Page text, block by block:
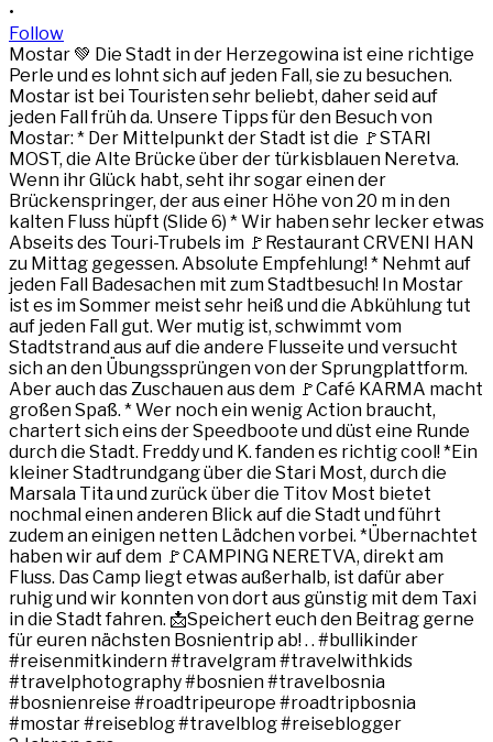
•
Follow
Mostar 💚 Die Stadt in der Herzegowina ist eine richtige
Perle und es lohnt sich auf jeden Fall, sie zu besuchen.
Mostar ist bei Touristen sehr beliebt, daher seid auf
jeden Fall früh da. Unsere Tipps für den Besuch von
Mostar: * Der Mittelpunkt der Stadt ist die 🚩STARI
MOST, die Alte Brücke über der türkisblauen Neretva.
Wenn ihr Glück habt, seht ihr sogar einen der
Brückenspringer, der aus einer Höhe von 20 m in den
kalten Fluss hüpft (Slide 6) * Wir haben sehr lecker etwas
Abseits des Touri-Trubels im 🚩Restaurant CRVENI HAN
zu Mittag gegessen. Absolute Empfehlung! * Nehmt auf
jeden Fall Badesachen mit zum Stadtbesuch! In Mostar
ist es im Sommer meist sehr heiß und die Abkühlung tut
auf jeden Fall gut. Wer mutig ist, schwimmt vom
Stadtstrand aus auf die andere Flusseite und versucht
sich an den Übungssprüngen von der Sprungplattform.
Aber auch das Zuschauen aus dem 🚩Café KARMA macht
großen Spaß. * Wer noch ein wenig Action braucht,
chartert sich eins der Speedboote und düst eine Runde
durch die Stadt. Freddy und K. fanden es richtig cool! *Ein
kleiner Stadtrundgang über die Stari Most, durch die
Marsala Tita und zurück über die Titov Most bietet
nochmal einen anderen Blick auf die Stadt und führt
zudem an einigen netten Lädchen vorbei. *Übernachtet
haben wir auf dem 🚩CAMPING NERETVA, direkt am
Fluss. Das Camp liegt etwas außerhalb, ist dafür aber
ruhig und wir konnten von dort aus günstig mit dem Taxi
in die Stadt fahren. 📩Speichert euch den Beitrag gerne
für euren nächsten Bosnientrip ab! . . #bullikinder
#reisenmitkindern #travelgram #travelwithkids
#travelphotography #bosnien #travelbosnia
#bosnienreise #roadtripeurope #roadtripbosnia
#mostar #reiseblog #travelblog #reiseblogger